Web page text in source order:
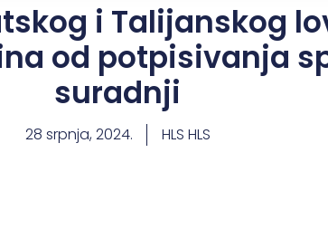
i Talijanskog
od potpisivanja
suradnji
28 srpnja, 2024. HLS HLS